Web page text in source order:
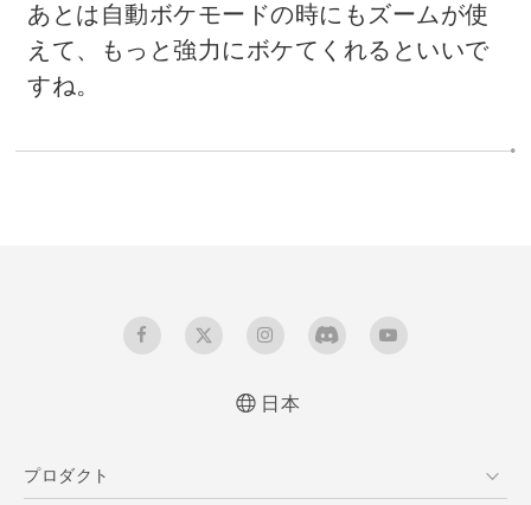
あとは自動ボケモードの時にもズームが使
えて、もっと強力にボケてくれるといいで
すね。
日本
プロダクト